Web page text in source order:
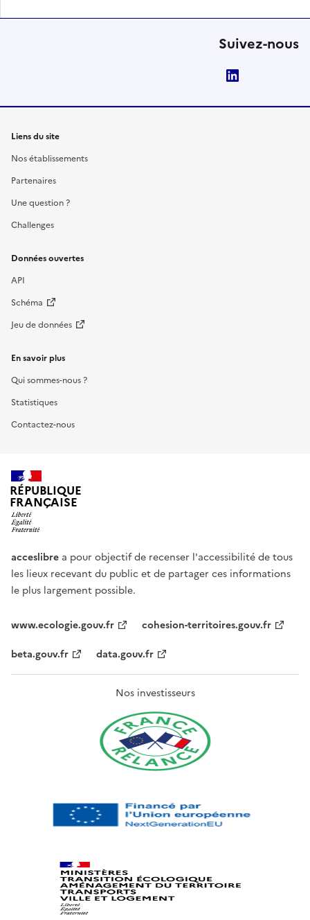
Suivez-nous
Liens du site
Nos établissements
Partenaires
Une question ?
Challenges
Données ouvertes
API
Schéma
Jeu de données
En savoir plus
Qui sommes-nous ?
Statistiques
Contactez-nous
RÉPUBLIQUE
FRANÇAISE
acceslibre a pour objectif de recenser l'accessibilité de tous
les lieux recevant du public et de partager ces informations
le plus largement possible.
www.ecologie.gouv.fr
cohesion-territoires.gouv.fr
beta.gouv.fr
data.gouv.fr
Nos investisseurs